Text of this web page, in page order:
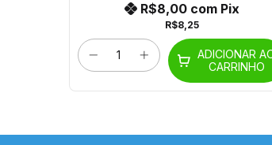
R$8,25
R$8,00 com Pix
ADICIONAR
CARRINHO